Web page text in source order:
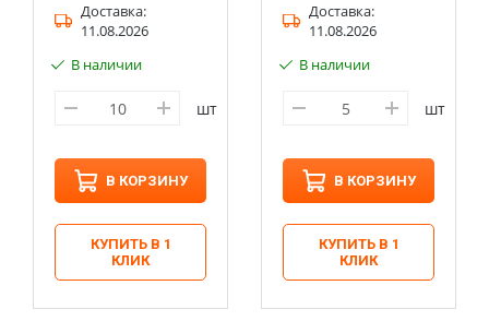
Доставка:
11.08.2026
В наличии
шт
В КОРЗИНУ
КУПИТЬ В 1
КЛИК
Доставка:
11.08.2026
В наличии
шт
В КОРЗИНУ
КУПИТЬ В 1
КЛИК